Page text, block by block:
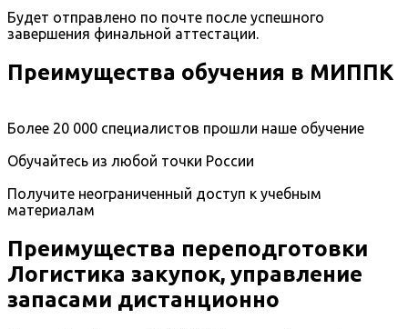
Будет отправлено по почте после успешного
завершения финальной аттестации.
Преимущества обучения в МИППК
Более 20 000 специалистов прошли наше обучение
Обучайтесь из любой точки России
Получите неограниченный доступ к учебным
материалам
Преимущества переподготовки
Логистика закупок, управление
запасами дистанционно